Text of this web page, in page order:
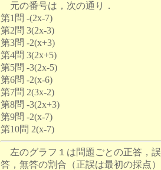
元の番号は，次の通り．
第1問 -(2x-7)
第2問 3(2x-3)
第3問 -2(x+3)
第4問 3(2x+5)
第5問 -3(2x-5)
第6問 -2(x-6)
第7問 2(3x-2)
第8問 -3(2x+3)
第9問 -2(x-7)
第10問 2(x-7)
左のグラフ１は問題ごとの正答，誤
答，無答の割合（正誤は最初の採点）